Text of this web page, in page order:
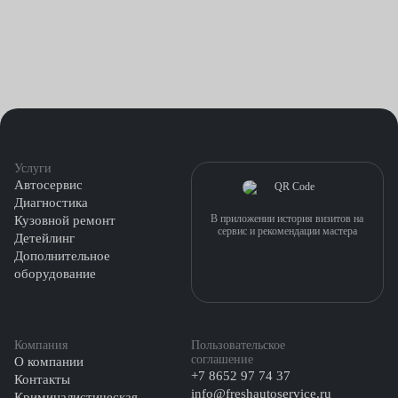
Услуги
Автосервис
Диагностика
Кузовной ремонт
Детейлинг
Дополнительное
оборудование
Компания
О компании
Контакты
Пользовательское
соглашение
+7 8652 97 74 37
info@freshautoservice.ru
В приложении история визитов на
сервис и рекомендации мастера